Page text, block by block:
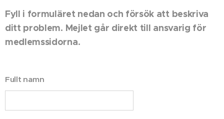
Fyll i formuläret nedan och försök att beskriva
ditt problem. Mejlet går direkt till ansvarig för
medlemssidorna.
Fullt namn